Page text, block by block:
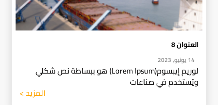
العنوان 8
14 يونيو, 2023
لوريم إيبسوم(Lorem Ipsum) هو ببساطة نص شكلي
ويُستخدم في صناعات
المزيد >